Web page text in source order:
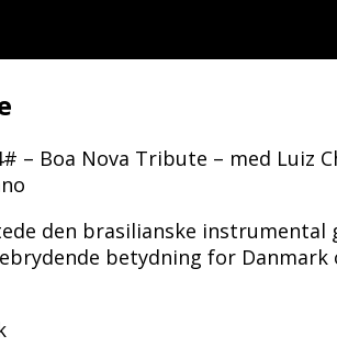
– Boa Nova Tribute – med Luiz
den brasilianske
betydning for